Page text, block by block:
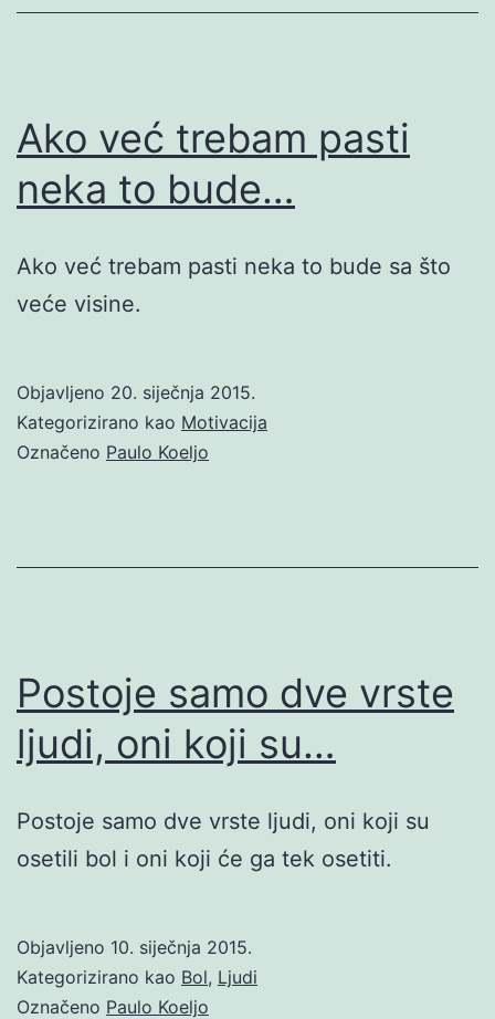
Ako već trebam pasti
neka to bude…
Ako već trebam pasti neka to bude sa što
veće visine.
Objavljeno 20. siječnja 2015.
Kategorizirano kao Motivacija
Označeno Paulo Koeljo
Postoje samo dve vrste
ljudi, oni koji su…
Postoje samo dve vrste ljudi, oni koji su
osetili bol i oni koji će ga tek osetiti.
Objavljeno 10. siječnja 2015.
Kategorizirano kao Bol, Ljudi
Označeno Paulo Koeljo